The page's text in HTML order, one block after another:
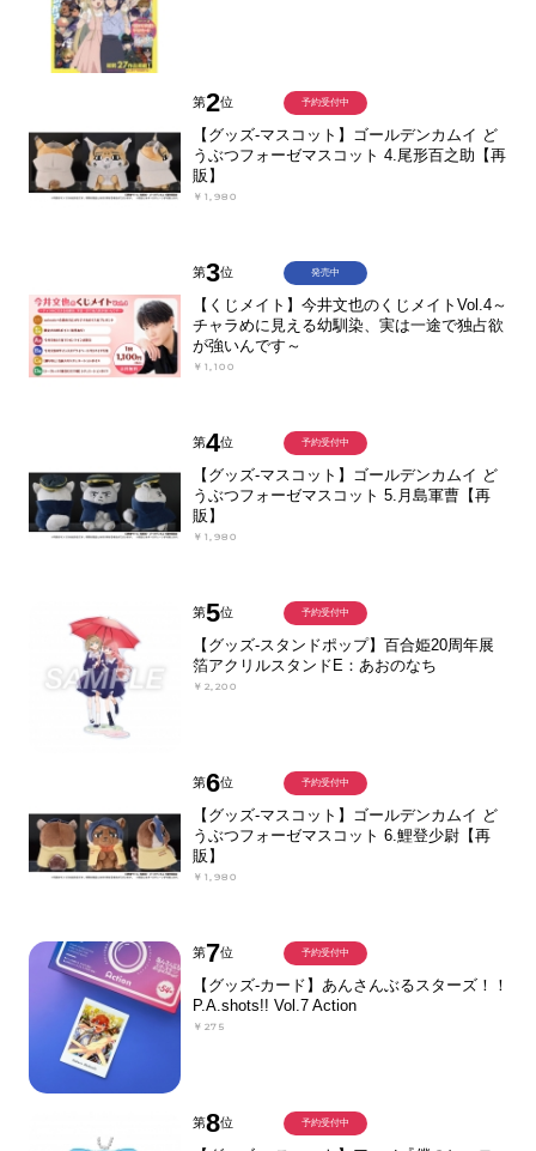
第2位
【グッズ-マスコット】ゴールデンカムイ ど
うぶつフォーゼマスコット 4.尾形百之助【再
販】
￥1,980
予約受付中
第3位
【くじメイト】今井文也のくじメイトVol.4～
チャラめに見える幼馴染、実は一途で独占欲
が強いんです～
￥1,100
発売中
第4位
【グッズ-マスコット】ゴールデンカムイ ど
うぶつフォーゼマスコット 5.月島軍曹【再
販】
￥1,980
予約受付中
第5位
【グッズ-スタンドポップ】百合姫20周年展
箔アクリルスタンドE：あおのなち
￥2,200
予約受付中
第6位
【グッズ-マスコット】ゴールデンカムイ ど
うぶつフォーゼマスコット 6.鯉登少尉【再
販】
￥1,980
予約受付中
第7位
【グッズ-カード】あんさんぶるスターズ！！
P.A.shots!! Vol.7 Action
￥275
予約受付中
第8位 予約受付中